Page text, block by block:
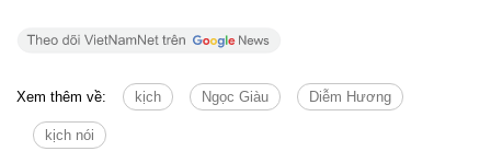
Xem thêm về: kịch Ngọc Giàu Diễm Hương
kịch nói